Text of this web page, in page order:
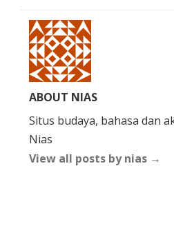
ABOUT NIAS
Situs budaya, bahasa dan
Nias
View all posts by nias →